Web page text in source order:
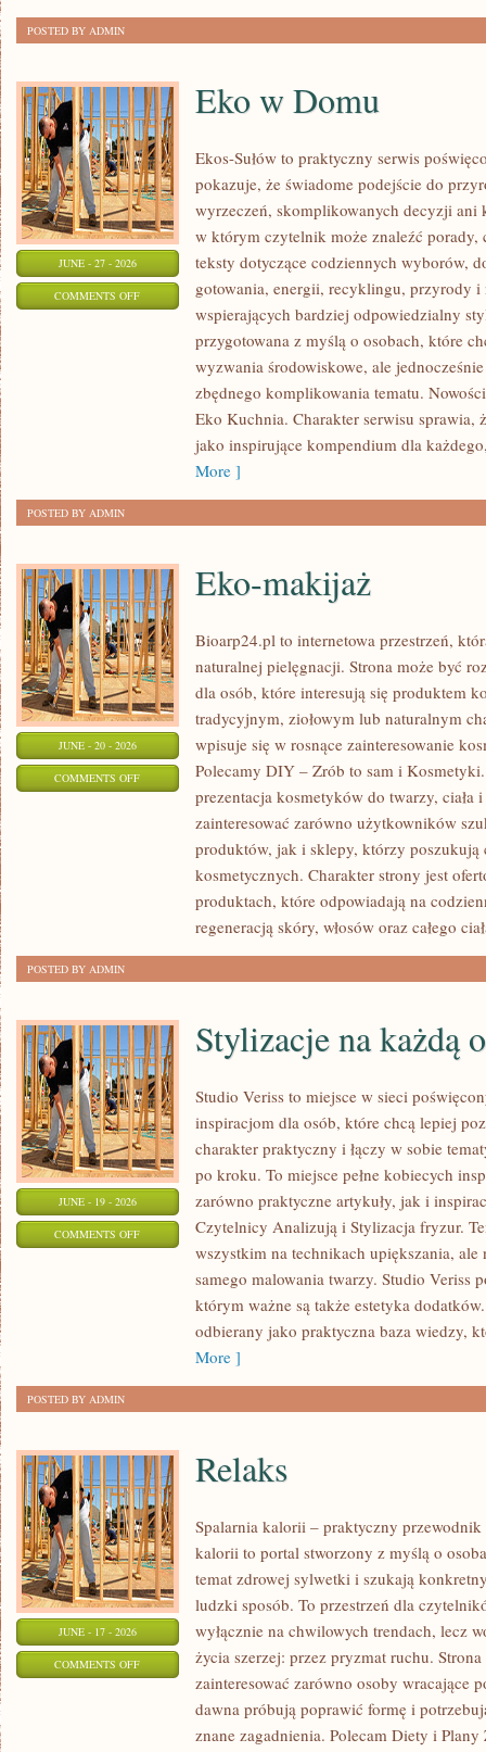
POSTED BY ADMIN
JUNE - 27 - 2026
COMMENTS OFFON
Eko w Domu
Ekos-Sułów to praktyczny serwis
pokazuje, że świadome podejście do
wyrzeczeń, skomplikowanych decyzji ani
w którym czytelnik może znaleźć porady,
teksty dotyczące codziennych wyborów,
gotowania, energii, recyklingu, przyrody i
wspierających bardziej odpowiedzialny
przygotowana z myślą o osobach, które
wyzwania środowiskowe, ale
zbędnego komplikowania tematu.
Eko Kuchnia. Charakter serwisu sprawia,
jako inspirujące kompendium dla
More ]
POSTED BY ADMIN
JUNE - 20 - 2026
COMMENTS OFFON
Eko-makijaż
Bioarp24.pl to internetowa przestrzeń,
naturalnej pielęgnacji. Strona może być
dla osób, które interesują się produktem
tradycyjnym, ziołowym lub naturalnym
wpisuje się w rosnące zainteresowanie
Polecamy DIY – Zrób to sam i
prezentacja kosmetyków do twarzy, ciała
zainteresować zarówno użytkowników
produktów, jak i sklepy, którzy poszukują
kosmetycznych. Charakter strony jest
produktach, które odpowiadają na
regeneracją skóry, włosów oraz całego
POSTED BY ADMIN
JUNE - 19 - 2026
COMMENTS OFFON
STYLIZACJE
Stylizacje na każdą
Studio Veriss to miejsce w sieci
inspiracjom dla osób, które chcą lepiej
charakter praktyczny i łączy w sobie
po kroku. To miejsce pełne kobiecych
zarówno praktyczne artykuły, jak i
Czytelnicy Analizują i Stylizacja fryzur.
wszystkim na technikach upiększania, ale
samego malowania twarzy. Studio Veriss
którym ważne są także estetyka
odbierany jako praktyczna baza wiedzy,
More ]
POSTED BY ADMIN
JUNE - 17 - 2026
COMMENTS OFFON
Relaks
Spalarnia kalorii – praktyczny
kalorii to portal stworzony z myślą o
temat zdrowej sylwetki i szukają
ludzki sposób. To przestrzeń dla
wyłącznie na chwilowych trendach, lecz
życia szerzej: przez pryzmat ruchu.
zainteresować zarówno osoby wracające
dawna próbują poprawić formę i
znane zagadnienia. Polecam Diety i